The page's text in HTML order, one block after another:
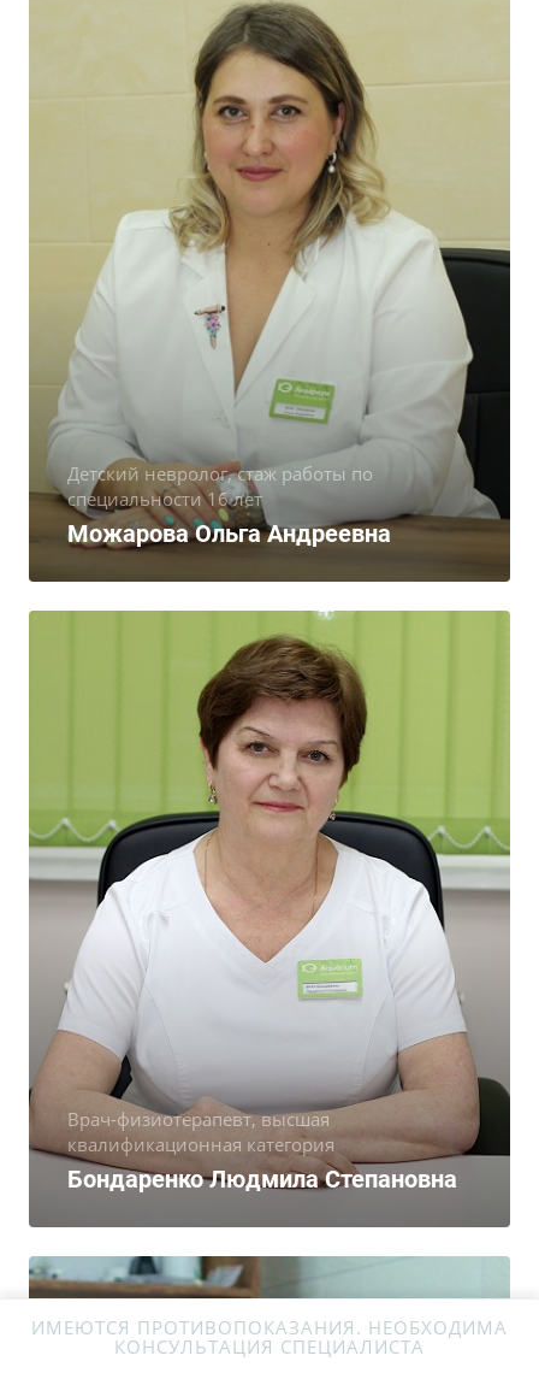
Детский невролог, стаж работы по
специальности 16 лет
Можарова Ольга Андреевна
Врач-физиотерапевт, высшая
квалификационная категория
Бондаренко Людмила Степановна
ИМЕЮТСЯ ПРОТИВОПОКАЗАНИЯ. НЕОБХОДИМА
КОНСУЛЬТАЦИЯ СПЕЦИАЛИСТА